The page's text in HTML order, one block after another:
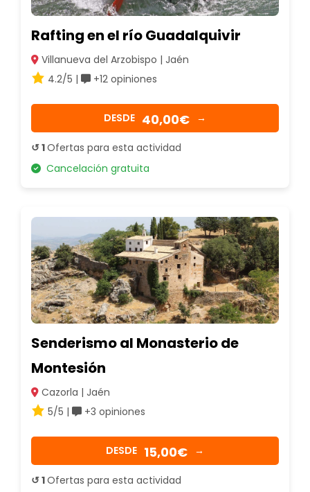
Rafting en el río Guadalquivir
Villanueva del Arzobispo | Jaén
4.2/5 |
+12 opiniones
DESDE 40,00€ →
↺ 1Ofertas para esta actividad
Cancelación gratuita
Senderismo al Monasterio de
Montesión
Cazorla | Jaén
5/5 |
+3 opiniones
DESDE 15,00€ →
↺ 1Ofertas para esta actividad